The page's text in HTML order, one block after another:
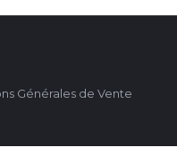
Générales de Vente